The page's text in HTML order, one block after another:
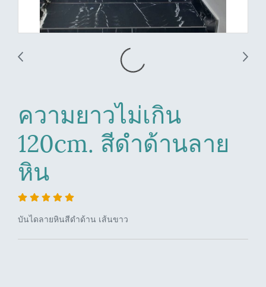
ความยาวไม่เกิน
120cm. สีดำด้านลาย
หิน
บันไดลายหินสีดำด้าน เส้นขาว